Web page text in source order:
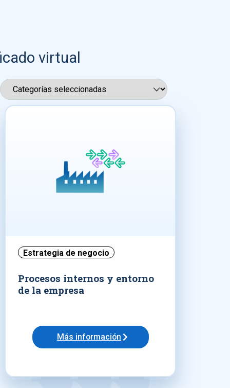
virtual
Estrategia de negocio
Procesos internos y entorno
de la empresa
Más información